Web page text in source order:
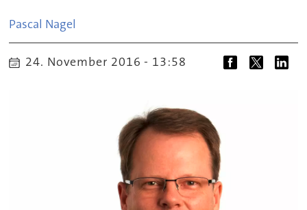
Pascal Nagel
24. November 2016 - 13:58